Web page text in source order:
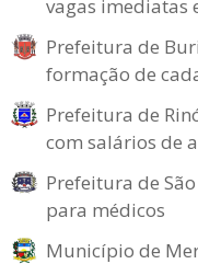
vagas imediatas
Prefeitura de
formação de
Prefeitura de
com salários de
Prefeitura de
para médicos
Município de